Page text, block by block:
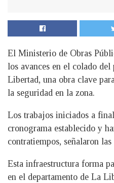
El Ministerio de Obras
los avances en el colado
Libertad, una obra clave
la seguridad en la zona.
Los trabajos iniciados a
cronograma establecido y
contratiempos, señalaron las
Esta infraestructura forma
en el departamento de La